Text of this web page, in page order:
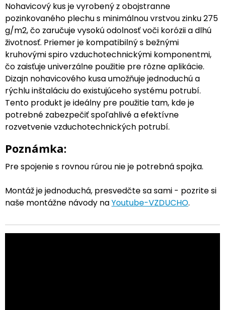
Nohavicový kus je vyrobený z obojstranne
pozinkovaného plechu s minimálnou vrstvou zinku 275
g/m2, čo zaručuje vysokú odolnosť voči korózii a dlhú
životnosť. Priemer je kompatibilný s bežnými
kruhovými spiro vzduchotechnickými komponentmi,
čo zaisťuje univerzálne použitie pre rôzne aplikácie.
Dizajn nohavicového kusa umožňuje jednoduchú a
rýchlu inštaláciu do existujúceho systému potrubí.
Tento produkt je ideálny pre použitie tam, kde je
potrebné zabezpečiť spoľahlivé a efektívne
rozvetvenie vzduchotechnických potrubí.
Poznámka:
Pre spojenie s rovnou rúrou nie je potrebná spojka.
Montáž je jednoduchá, presvedčte sa sami - pozrite si
naše montážne návody naYoutube-VZDUCHO.